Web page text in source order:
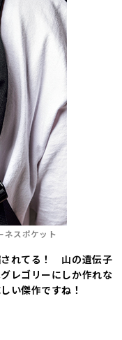
ネスポケット
れてる！ 山の遺伝子
レゴリーにしか作れな
い傑作ですね！